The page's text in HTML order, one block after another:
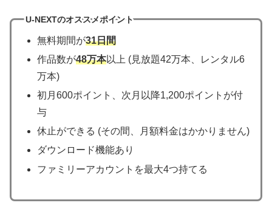
U-NEXTのオススメポイント
無料期間が31日間
作品数が48万本以上 (見放題42万本、レンタル6
万本)
初月600ポイント、次月以降1,200ポイントが付
与
休止ができる (その間、月額料金はかかりません)
ダウンロード機能あり
ファミリーアカウントを最大4つ持てる